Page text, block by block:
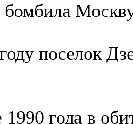
бомбила
поселок
1990 года в